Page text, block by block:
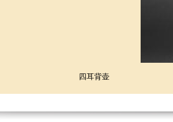
四耳背壶